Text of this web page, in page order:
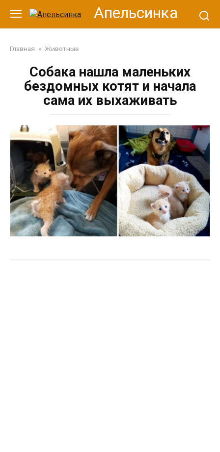
контенту
Апельсинка
Главная » Животные
Собака нашла маленьких
бездомных котят и начала
сама их выхаживать